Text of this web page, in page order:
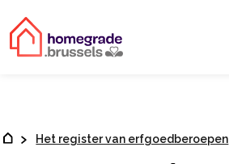
Het register van erfgoedberoepen